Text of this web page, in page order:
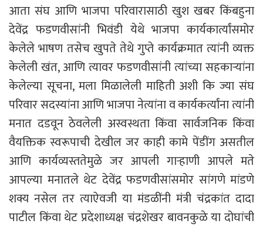
आता संघ आणि भाजपा परिवारासाठी खुश खबर किंबहुना
देवेंद्र फडणवीसांनी भिवंडी येथे भाजपा कार्यकार्त्यांसमोर
केलेले भाषण तसेच खुपते तेथे गुप्ते कार्यक्रमात त्यांनी व्यक्त
केलेली खंत, आणि त्यावर फडणवीसांनी त्यांच्या सहकाऱ्यांना
केलेल्या सूचना, मला मिळालेली माहिती अशी कि ज्या संघ
परिवार सदस्यांना आणि भाजपा नेत्यांना व कार्यकर्त्यांना त्यांनी
मनात दडवून ठेवलेली अस्वस्थता किंवा सार्वजनिक किंवा
वैयक्तिक स्वरूपाची देखील जर काही कामे पेंडींग असतील
आणि कार्यव्यस्ततेमुळे जर आपली गाऱ्हाणी आपले मते
आपल्या मनातले थेट देवेंद्र फडणवीसांसमोर सांगणे मांडणे
शक्य नसेल तर त्याऐवजी या मंडळींनी मंत्री चंद्रकांत दादा
पाटील किंवा थेट प्रदेशाध्यक्ष चंद्रशेखर बावनकुळे या दोघांची